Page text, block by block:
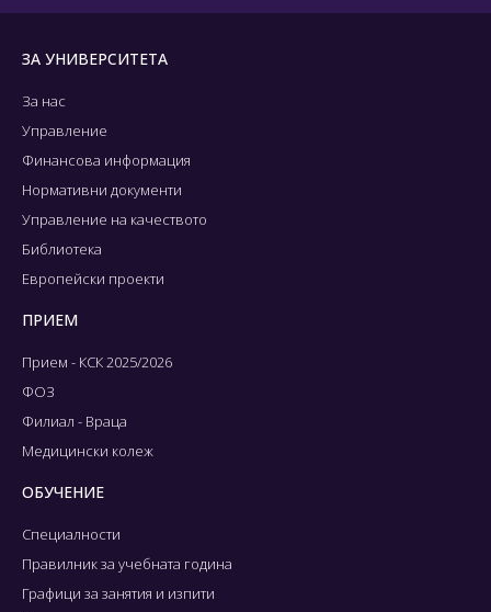
ЗА УНИВЕРСИТЕТА
За нас
Управление
Финансова информация
Нормативни документи
Управление на качеството
Библиотека
Европейски проекти
ПРИЕМ
Прием - КСК 2025/2026
ФОЗ
Филиал - Враца
Медицински колеж
ОБУЧЕНИЕ
Специалности
Правилник за учебната година
Графици за занятия и изпити